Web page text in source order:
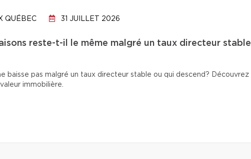
QUÉBEC 31 JUILLET 2026
reste-t-il le même malgré un taux directeur stable
baisse pas malgré un taux directeur stable ou qui descend? Découvrez
immobilière.